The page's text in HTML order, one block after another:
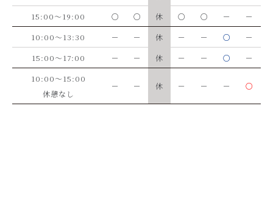
15:00～19:00
○ ○ 休 ○ ○ －
－
10:00～13:30
－ － 休 － － ○
－
15:00～17:00
－ － 休 － － ○
－
10:00～15:00
休憩なし
－ － 休 － － － ○